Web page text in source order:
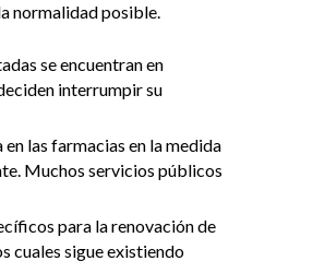
normalidad posible.
se encuentran en
interrumpir su
las farmacias en la medida
Muchos servicios públicos
para la renovación de
cuales sigue existiendo